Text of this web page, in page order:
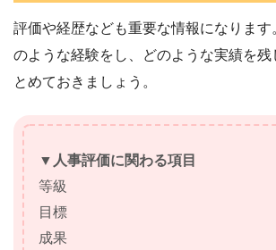
評価や経歴なども重要な情報になりま
のような経験をし、どのような実績を残
とめておきましょう。
▼人事評価に関わる項目
等級
目標
成果